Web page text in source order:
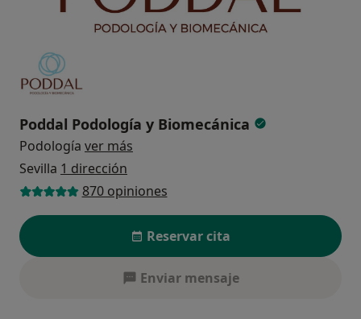
Poddal Podología y Biomecánica
Podología ver más
Sevilla 1 dirección
870 opiniones
Reservar cita
Enviar mensaje